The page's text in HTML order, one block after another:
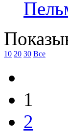
10 20 30 Все
1
2